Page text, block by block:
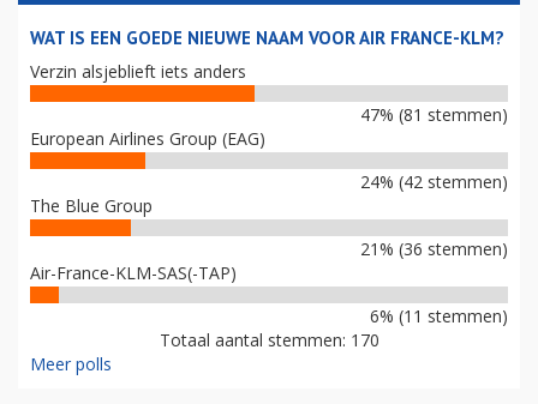
WAT IS EEN GOEDE NIEUWE NAAM VOOR AIR FRANCE-KLM?
Verzin alsjeblieft iets anders
47% (81 stemmen)
European Airlines Group (EAG)
24% (42 stemmen)
The Blue Group
21% (36 stemmen)
Air-France-KLM-SAS(-TAP)
6% (11 stemmen)
Totaal aantal stemmen: 170
Meer polls